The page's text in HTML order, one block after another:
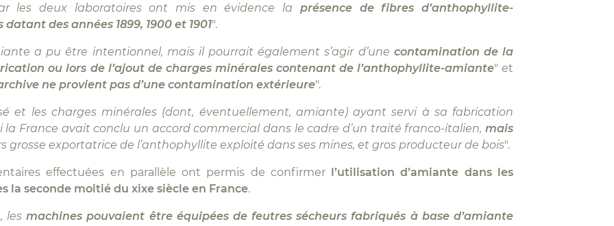
les deux laboratoires ont mis en évidence la présence de fibres d’anthophyllite-
des années 1899, 1900 et 1901".
a pu être intentionnel, mais il pourrait également s’agir d’une contamination de la
ou lors de l’ajout de charges minérales contenant de l’anthophyllite-amiante" et
ne provient pas d’une contamination extérieure".
et les charges minérales (dont, éventuellement, amiante) ayant servi à sa fabrication
la France avait conclu un accord commercial dans le cadre d’un traité franco-italien,mais
grosse exportatrice de l’anthophyllite exploité dans ses mines, et gros producteur de bois".
effectuées en parallèle ont permis de confirmerl’utilisation d’amiante dans les
la seconde moitié du xixe siècle en France.
lesmachines pouvaient être équipées de feutres sécheurs fabriqués à base d’amiante